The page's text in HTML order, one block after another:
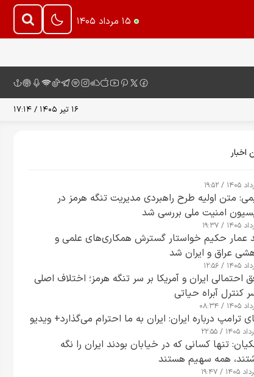
۱۵ مرداد ۱۴۰۵
۱۶ تیر ۱۴۰۵ / ۱۷:۱۴
اخبار
متن اولیه طرح راهبردی مدیریت تنگه هرمز در
امنیت ملی بررسی شد
عمار حکیم خواستار گسترش همکاری‌های علمی و
عراق و ایران شد
احتمالی ایران و آمریکا بر سر تنگه هرمز؛ اختلاف اصلی
کنترل آبراه حیاتی
ترامپ درباره ایران: ایران به ما احترام می‌گذارد+ ویدیو
تنها کسانی که در خیابان بودند ایران را نگه
همه سهیم هستند